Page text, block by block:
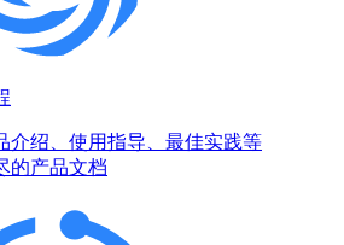
介绍、使用指导、最佳实践等
的产品文档